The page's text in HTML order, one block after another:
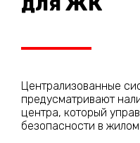
Централизованные
предусматривают
центра, который
безопасности в